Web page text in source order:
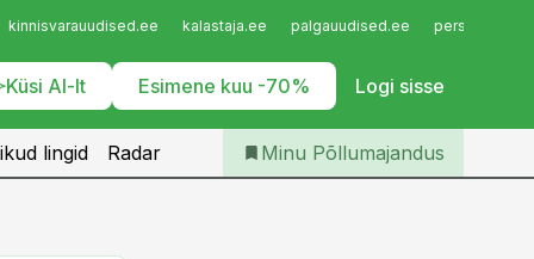
kinnisvarauudised.ee kalastaja.ee palgauudised.ee
Küsi AI-lt Esimene kuu -70% Logi sisse
Iseteenindus
Telli Põllumajandus
lingid Radar Minu Põllumajandus